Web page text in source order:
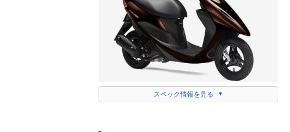
スペック情報を見る